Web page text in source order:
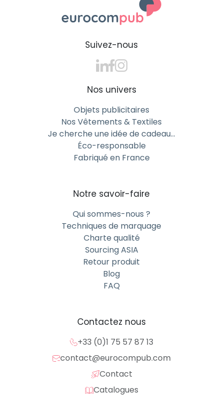
Suivez-nous
Nos univers
Objets publicitaires
Nos Vêtements & Textiles
Je cherche une idée de cadeau…
Éco-responsable
Fabriqué en France
Notre savoir-faire
Qui sommes-nous ?
Techniques de marquage
Charte qualité
Sourcing ASIA
Retour produit
Blog
FAQ
Contactez nous
+33 (0)1 75 57 87 13
contact@eurocompub.com
Contact
Catalogues